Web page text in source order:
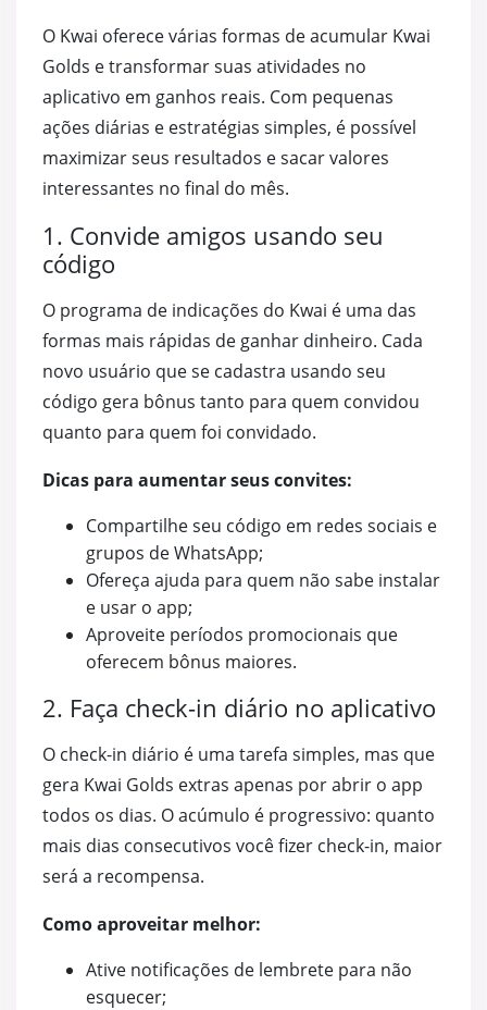
O Kwai oferece várias formas de acumular Kwai
Golds e transformar suas atividades no
aplicativo em ganhos reais. Com pequenas
ações diárias e estratégias simples, é possível
maximizar seus resultados e sacar valores
interessantes no final do mês.
1. Convide amigos usando seu
código
O programa de indicações do Kwai é uma das
formas mais rápidas de ganhar dinheiro. Cada
novo usuário que se cadastra usando seu
código gera bônus tanto para quem convidou
quanto para quem foi convidado.
Dicas para aumentar seus convites:
Compartilhe seu código em redes sociais e
grupos de WhatsApp;
Ofereça ajuda para quem não sabe instalar
e usar o app;
Aproveite períodos promocionais que
oferecem bônus maiores.
2. Faça check-in diário no aplicativo
O check-in diário é uma tarefa simples, mas que
gera Kwai Golds extras apenas por abrir o app
todos os dias. O acúmulo é progressivo: quanto
mais dias consecutivos você fizer check-in, maior
será a recompensa.
Como aproveitar melhor:
Ative notificações de lembrete para não
esquecer;